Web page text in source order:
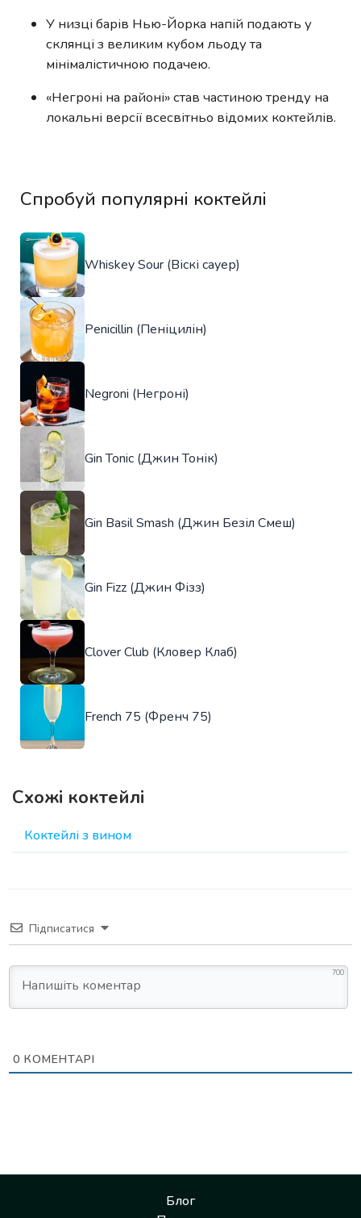
У низці барів Нью-Йорка напій подають у
склянці з великим кубом льоду та
мінімалістичною подачею.
«Негроні на районі» став частиною тренду на
локальні версії всесвітньо відомих коктейлів.
Спробуй популярні коктейлі
Whiskey Sour (Віскі сауер)
Penicillin (Пеніцилін)
Negroni (Негроні)
Gin Tonic (Джин Тонік)
Gin Basil Smash (Джин Безіл Смеш)
Gin Fizz (Джин Фізз)
Clover Club (Кловер Клаб)
French 75 (Френч 75)
Схожі коктейлі
Коктейлі з вином
Підписатися
700
0 КОМЕНТАРІ
Блог